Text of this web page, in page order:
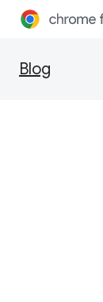
Blog